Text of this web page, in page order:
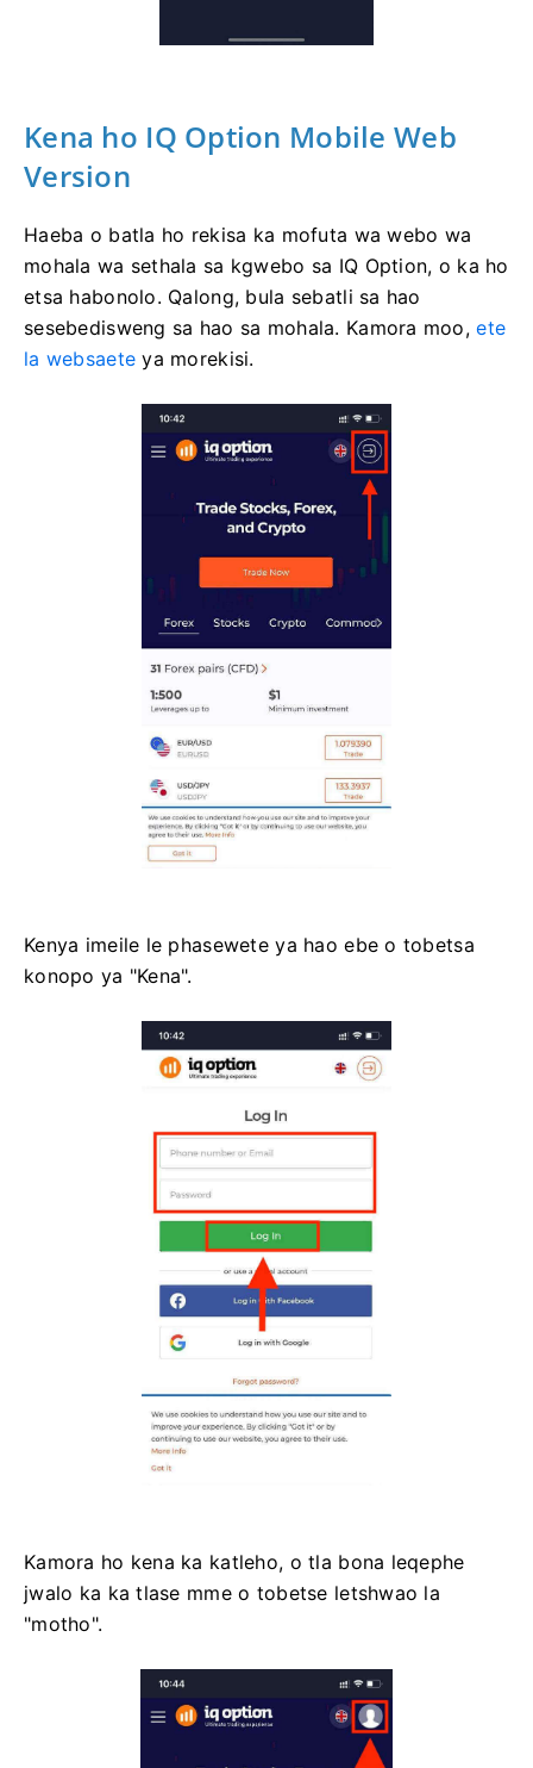
Kena ho IQ Option Mobile Web
Version
Haeba o batla ho rekisa ka mofuta wa webo wa
mohala wa sethala sa kgwebo sa IQ Option, o ka ho
etsa habonolo. Qalong, bula sebatli sa hao
sesebedisweng sa hao sa mohala. Kamora moo,ete
la websaete ya morekisi.
Kenya imeile le phasewete ya hao ebe o tobetsa
konopo ya "Kena".
Kamora ho kena ka katleho, o tla bona leqephe
jwalo ka ka tlase mme o tobetse letshwao la
"motho".